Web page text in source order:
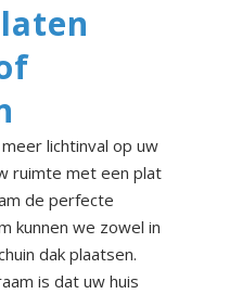
lichtinval op uw
ruimte met een plat
de perfecte
kunnen we zowel in
dak plaatsen.
is dat uw huis